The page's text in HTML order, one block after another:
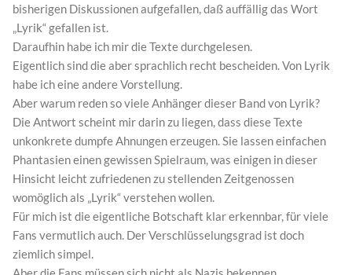
bisherigen Diskussionen aufgefallen, daß auffällig das Wort
„Lyrik“ gefallen ist.
Daraufhin habe ich mir die Texte durchgelesen.
Eigentlich sind die aber sprachlich recht bescheiden. Von Lyrik
habe ich eine andere Vorstellung.
Aber warum reden so viele Anhänger dieser Band von Lyrik?
Die Antwort scheint mir darin zu liegen, dass diese Texte
unkonkrete dumpfe Ahnungen erzeugen. Sie lassen einfachen
Phantasien einen gewissen Spielraum, was einigen in dieser
Hinsicht leicht zufriedenen zu stellenden Zeitgenossen
womöglich als „Lyrik“ verstehen wollen.
Für mich ist die eigentliche Botschaft klar erkennbar, für viele
Fans vermutlich auch. Der Verschlüsselungsgrad ist doch
ziemlich simpel.